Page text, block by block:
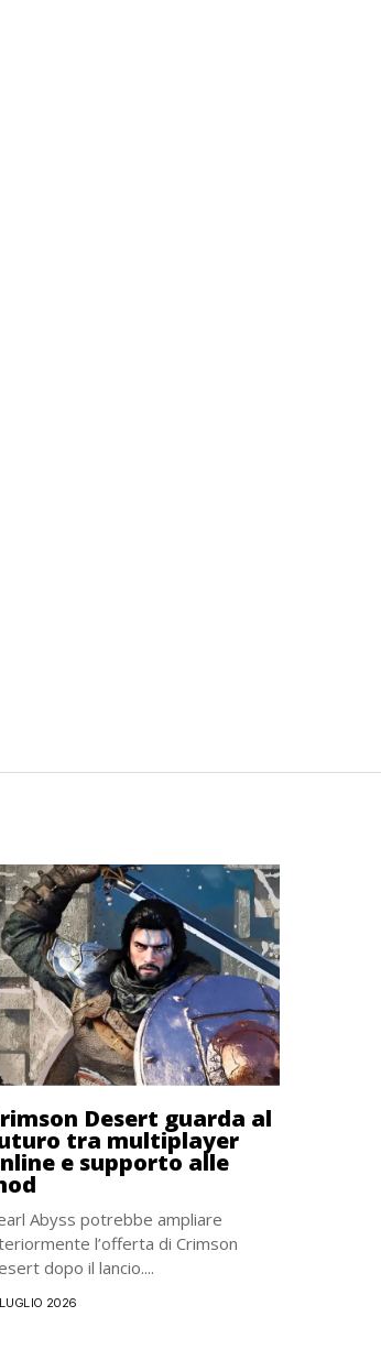
Desert guarda al
tra multiplayer
e supporto alle
Abyss potrebbe ampliare
l’offerta di Crimson
dopo il lancio....
2026